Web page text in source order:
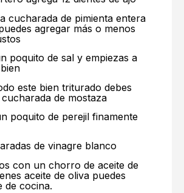
cucharada de pimienta entera
agregar más o menos
poquito de sal y empiezas a
este bien triturado debes
de mostaza
poquito de perejil finamente
de vinagre blanco
con un chorro de aceite de
aceite de oliva puedes
de cocina.